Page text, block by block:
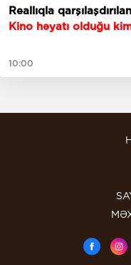
Reallıqla
Kino həyatı olduğu
10:00